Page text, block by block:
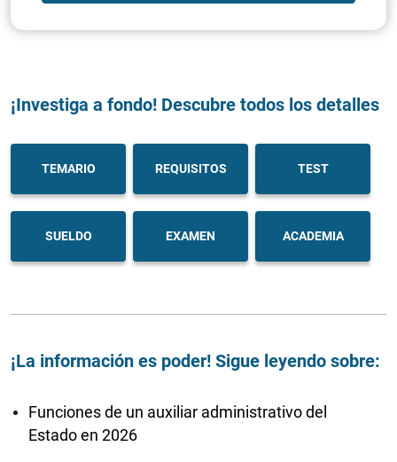
¡Investiga a fondo! Descubre todos los detalles
TEMARIO REQUISITOS TEST
SUELDO EXAMEN ACADEMIA
¡La información es poder! Sigue leyendo sobre:
Funciones de un auxiliar administrativo del
Estado en 2026